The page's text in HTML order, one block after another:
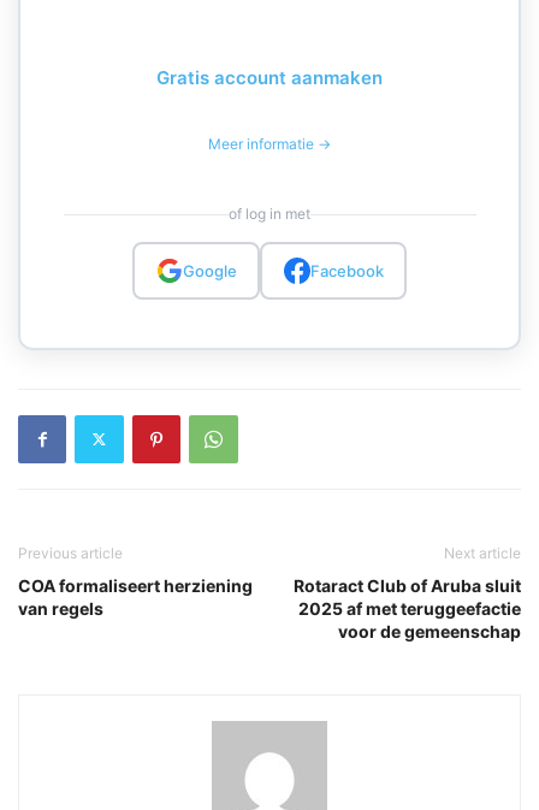
Gratis account aanmaken
Meer informatie →
of log in met
Google Facebook
Previous article
COA formaliseert herziening
van regels
Next article
Rotaract Club of Aruba sluit
2025 af met teruggeefactie
voor de gemeenschap